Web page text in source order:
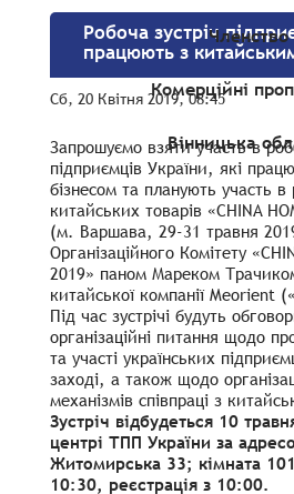
Членство
Комерційні
Вінницька
Робоча зустріч
працюють з
Сб, 20 Квітня 2019, 08:45
Запрошуємо взяти участь в
підприємців України, які
бізнесом та планують участь в
китайських товарів «СНINA
(м. Варшава, 29-31 травня
Організаційного Комітету
2019» паном Мареком
китайської компанії Meorient
Під час зустрічі будуть
організаційні питання щодо
та участі українських
заході, а також щодо
механізмів співпраці з
Зустріч відбудеться 10
центрі ТПП України за
Житомирська 33; кімната
10:30, реєстрація з 10:00.